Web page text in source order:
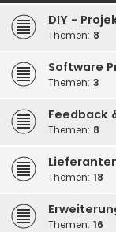
DIY -
Themen: 8
Software
Themen: 3
Feedback
Themen: 8
Themen: 18
Themen: 16